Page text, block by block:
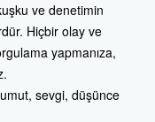
ve denetimin
Hiçbir olay ve
yapmanıza,
umut, sevgi, düşünce